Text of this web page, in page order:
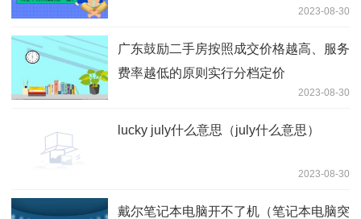
2023-08-30
广东鼓励二手房按照成交价格越高、服务
费率越低的原则实行分档定价
2023-08-30
lucky july什么意思（july什么意思）
2023-08-30
戴尔笔记本电脑开不了机（笔记本电脑突